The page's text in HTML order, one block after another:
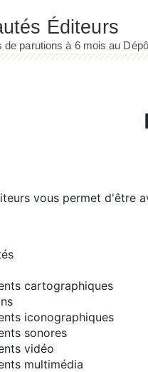
vous permet d'être
cartographiques
iconographiques
sonores
vidéo
multimédia